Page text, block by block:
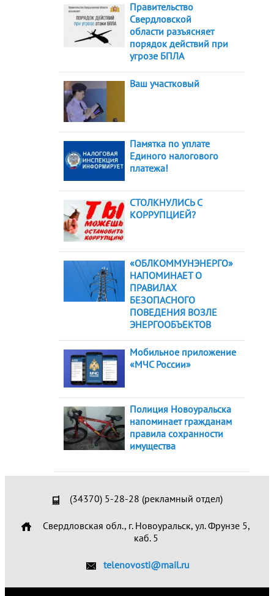
Правительство
Свердловской
области разъясняет
порядок действий при
угрозе БПЛА
Ваш участковый
Памятка по уплате
Единого налогового
платежа!
СТОЛКНУЛИСЬ С
КОРРУПЦИЕЙ?
«ОБЛКОММУНЭНЕРГО»
НАПОМИНАЕТ О
ПРАВИЛАХ
БЕЗОПАСНОГО
ПОВЕДЕНИЯ ВОЗЛЕ
ЭНЕРГООБЪЕКТОВ
Мобильное приложение
«МЧС России»
Полиция Новоуральска
напоминает гражданам
правила сохранности
имущества
(34370) 5-28-28 (рекламный отдел)
Свердловская обл., г. Новоуральск, ул. Фрунзе 5,
каб. 5
telenovosti@mail.ru